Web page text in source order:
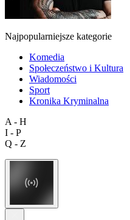
Najpopularniejsze kategorie
Komedia
Społeczeństwo i Kultura
Wiadomości
Sport
Kronika Kryminalna
A - H
I - P
Q - Z